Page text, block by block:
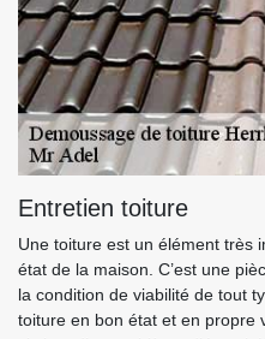
Entretien toiture
Une toiture est un élément très
état de la maison. C’est une
la condition de viabilité de tout
toiture en bon état et en propre